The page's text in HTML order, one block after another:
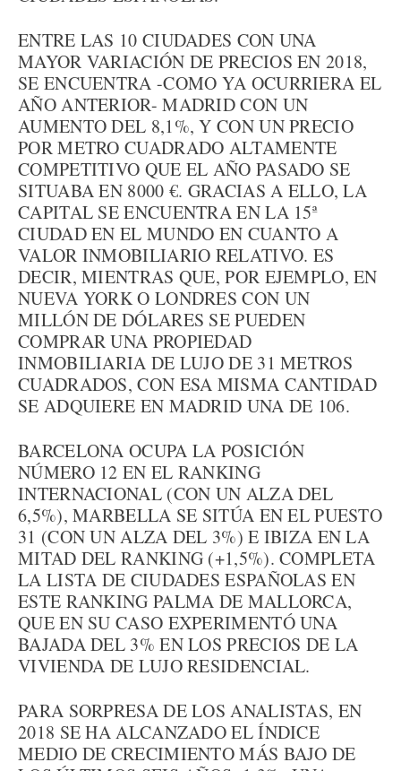
ENTRE LAS 10 CIUDADES CON UNA
MAYOR VARIACIÓN DE PRECIOS EN 2018,
SE ENCUENTRA -COMO YA OCURRIERA EL
AÑO ANTERIOR- MADRID CON UN
AUMENTO DEL 8,1%, Y CON UN PRECIO
POR METRO CUADRADO ALTAMENTE
COMPETITIVO QUE EL AÑO PASADO SE
SITUABA EN 8000 €. GRACIAS A ELLO, LA
CAPITAL SE ENCUENTRA EN LA 15ª
CIUDAD EN EL MUNDO EN CUANTO A
VALOR INMOBILIARIO RELATIVO. ES
DECIR, MIENTRAS QUE, POR EJEMPLO, EN
NUEVA YORK O LONDRES CON UN
MILLÓN DE DÓLARES SE PUEDEN
COMPRAR UNA PROPIEDAD
INMOBILIARIA DE LUJO DE 31 METROS
CUADRADOS, CON ESA MISMA CANTIDAD
SE ADQUIERE EN MADRID UNA DE 106.
BARCELONA OCUPA LA POSICIÓN
NÚMERO 12 EN EL RANKING
INTERNACIONAL (CON UN ALZA DEL
6,5%), MARBELLA SE SITÚA EN EL PUESTO
31 (CON UN ALZA DEL 3%) E IBIZA EN LA
MITAD DEL RANKING (+1,5%). COMPLETA
LA LISTA DE CIUDADES ESPAÑOLAS EN
ESTE RANKING PALMA DE MALLORCA,
QUE EN SU CASO EXPERIMENTÓ UNA
BAJADA DEL 3% EN LOS PRECIOS DE LA
VIVIENDA DE LUJO RESIDENCIAL.
PARA SORPRESA DE LOS ANALISTAS, EN
2018 SE HA ALCANZADO EL ÍNDICE
MEDIO DE CRECIMIENTO MÁS BAJO DE